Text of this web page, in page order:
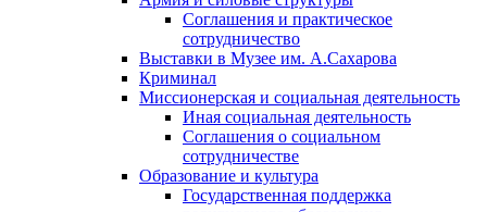
Соглашения и практическое
сотрудничество
Выставки в Музее им. А.Сахарова
Криминал
Миссионерская и социальная деятельность
Иная социальная деятельность
Соглашения о социальном
сотрудничестве
Образование и культура
Государственная поддержка